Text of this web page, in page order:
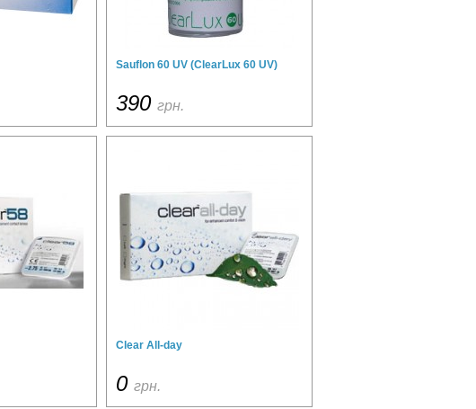
Sauflon 60 UV (ClearLux 60 UV)
390 грн.
Clear All-day
0 грн.